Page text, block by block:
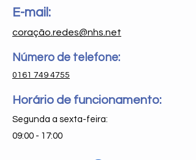
E-mail:
coração.redes@nhs.net
Número de telefone:
0161 749 4755
Horário de funcionamento:
Segunda a sexta-feira:
09:00 - 17:00